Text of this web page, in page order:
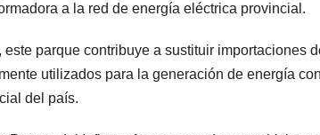
a la red de energía eléctrica provincial.
este parque contribuye a sustituir importaciones
utilizados para la generación de energía
del país.